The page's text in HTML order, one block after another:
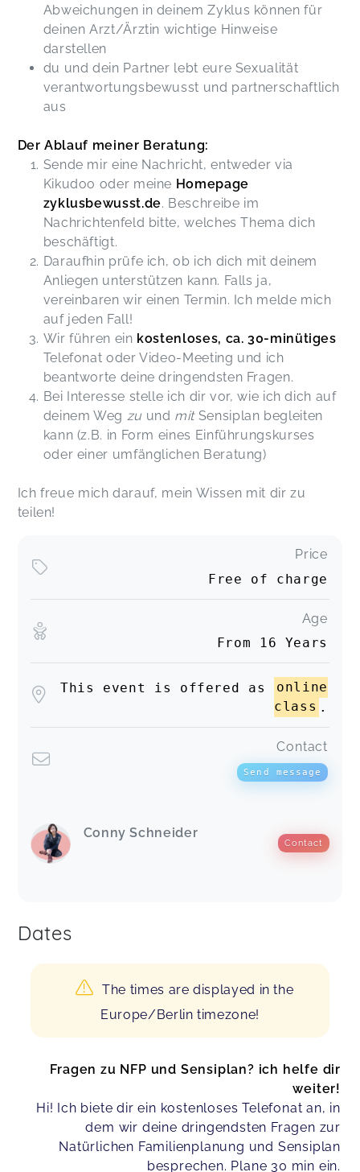
Abweichungen in deinem Zyklus können für
deinen Arzt/Ärztin wichtige Hinweise
darstellen
du und dein Partner lebt eure Sexualität
verantwortungsbewusst und partnerschaftlich
aus
Der Ablauf meiner Beratung:
Sende mir eine Nachricht, entweder via
Kikudoo oder meine Homepage
zyklusbewusst.de. Beschreibe im
Nachrichtenfeld bitte, welches Thema dich
beschäftigt.
Daraufhin prüfe ich, ob ich dich mit deinem
Anliegen unterstützen kann. Falls ja,
vereinbaren wir einen Termin. Ich melde mich
auf jeden Fall!
Wir führen ein kostenloses, ca. 30-minütiges
Telefonat oder Video-Meeting und ich
beantworte deine dringendsten Fragen.
Bei Interesse stelle ich dir vor, wie ich dich auf
deinem Weg zu und mitSensiplan begleiten
kann (z.B. in Form eines Einführungskurses
oder einer umfänglichen Beratung)
Ich freue mich darauf, mein Wissen mit dir zu
teilen!
Price
Free of charge
Age
From 16 Years
This event is offered as
online
class .
Contact
Send message
Conny Schneider
Contact
Dates
The times are displayed in the
Europe/Berlin timezone!
Fragen zu NFP und Sensiplan? ich helfe dir
weiter!
Hi! Ich biete dir ein kostenloses Telefonat an, in
dem wir deine dringendsten Fragen zur
Natürlichen Familienplanung und Sensiplan
besprechen. Plane 30 min ein.